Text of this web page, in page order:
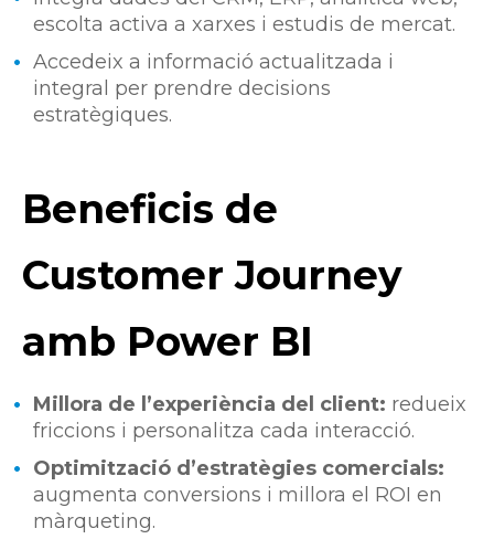
escolta activa a xarxes i estudis de mercat.
Accedeix a informació actualitzada i
integral per prendre decisions
estratègiques.
Beneficis de
Customer Journey
amb Power BI
Millora de l’experiència del client: redueix
friccions i personalitza cada interacció.
Optimització d’estratègies comercials:
augmenta conversions i millora el ROI en
màrqueting.